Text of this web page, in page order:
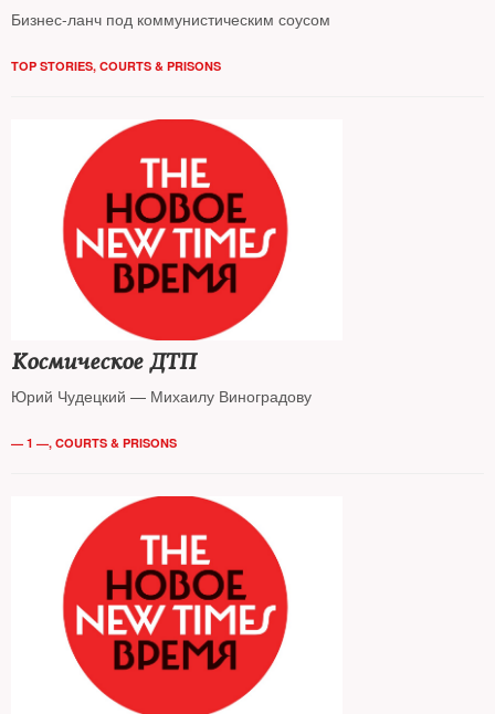
Бизнес-ланч под коммунистическим соусом
TOP STORIES, COURTS & PRISONS
Космическое ДТП
Юрий Чудецкий — Михаилу Виноградову
— 1 —, COURTS & PRISONS